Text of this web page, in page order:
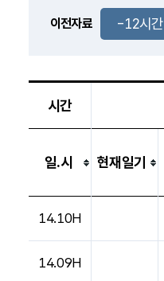
이전자료 -12시간
시간
일.시 현재일기
14.10H
14.09H